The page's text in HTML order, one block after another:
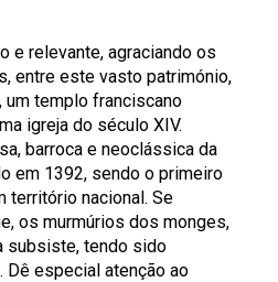
e relevante, agraciando os
entre este vasto património,
templo franciscano
igreja do século XIV.
barroca e neoclássica da
em 1392, sendo o primeiro
território nacional. Se
os murmúrios dos monges,
subsiste, tendo sido
especial atenção ao